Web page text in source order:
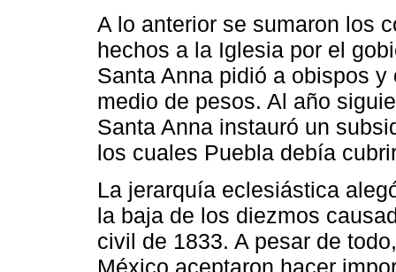
A lo anterior se sumaron los
hechos a la Iglesia por el
Santa Anna pidió a obispos
medio de pesos. Al año
Santa Anna instauró un
los cuales Puebla debía
La jerarquía eclesiástica
la baja de los diezmos
civil de 1833. A pesar de
México aceptaron hacer